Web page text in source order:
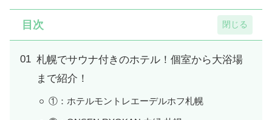
目次
札幌でサウナ付きのホテル！個室から大浴場
まで紹介！
①：ホテルモントレエーデルホフ札幌